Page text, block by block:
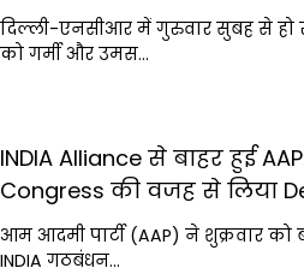
दिल्ली-एनसीआर में गुरुवार सुबह से हो
को गर्मी और उमस…
INDIA Alliance से बाहर हुई
Congress की वजह से लिया
आम आदमी पार्टी (AAP) ने शुक्रवार
INDIA गठबंधन…